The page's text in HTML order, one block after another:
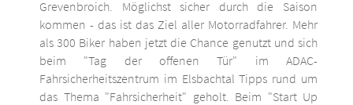
Grevenbroich. Möglichst sicher durch die Saison
kommen - das ist das Ziel aller Motorradfahrer. Mehr
als 300 Biker haben jetzt die Chance genutzt und sich
beim "Tag der offenen Tür" im ADAC-
Fahrsicherheitszentrum im Elsbachtal Tipps rund um
das Thema "Fahrsicherheit" geholt. Beim "Start Up